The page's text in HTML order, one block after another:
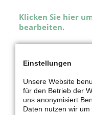
Klicken Sie hier
bearbeiten.
Einstellungen
Unsere Website
für den Betrieb der
uns anonymisiert
Daten nutzen wir